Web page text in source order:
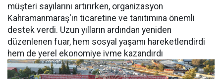
müşteri sayılarını artırırken, organizasyon
Kahramanmaraş'ın ticaretine ve tanıtımına önemli
destek verdi. Uzun yılların ardından yeniden
düzenlenen fuar, hem sosyal yaşamı hareketlendirdi
hem de yerel ekonomiye ivme kazandırdı